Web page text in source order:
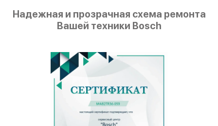
Надежная и прозрачная схема ремонта
Вашей техники Bosch